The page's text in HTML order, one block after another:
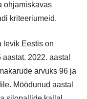
ohjamiskavas
kriteeriumeid.
levik Eestis on
2022. aastal
arvuks 96 ja
Möödunud aastal